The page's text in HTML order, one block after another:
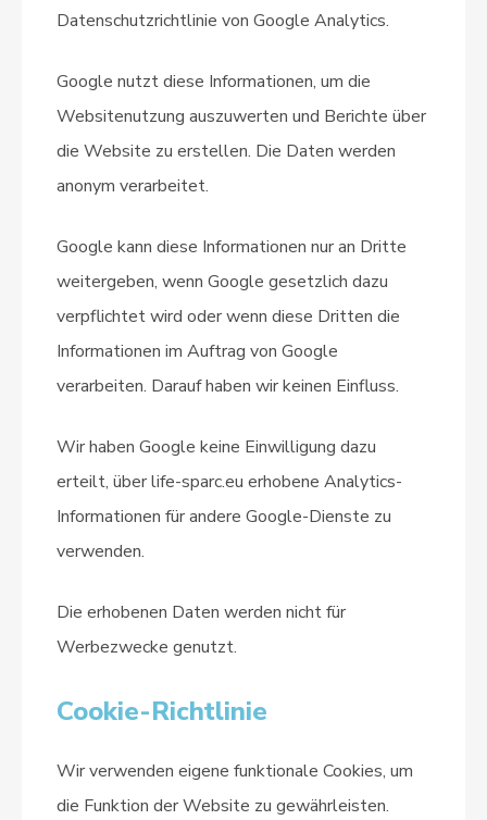
Datenschutzrichtlinie von Google Analytics.
Google nutzt diese Informationen, um die
Websitenutzung auszuwerten und Berichte über
die Website zu erstellen. Die Daten werden
anonym verarbeitet.
Google kann diese Informationen nur an Dritte
weitergeben, wenn Google gesetzlich dazu
verpflichtet wird oder wenn diese Dritten die
Informationen im Auftrag von Google
verarbeiten. Darauf haben wir keinen Einfluss.
Wir haben Google keine Einwilligung dazu
erteilt, über life-sparc.eu erhobene Analytics-
Informationen für andere Google-Dienste zu
verwenden.
Die erhobenen Daten werden nicht für
Werbezwecke genutzt.
Cookie-Richtlinie
Wir verwenden eigene funktionale Cookies, um
die Funktion der Website zu gewährleisten.